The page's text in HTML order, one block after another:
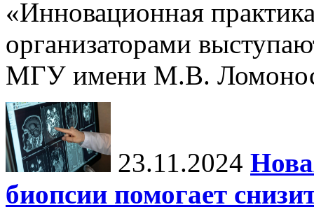
«Инновационная
организаторами
МГУ имени М.В.
23.11.2024
биопсии помогает